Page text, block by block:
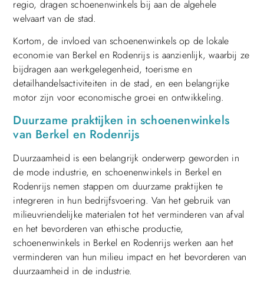
regio, dragen schoenenwinkels bij aan de algehele
welvaart van de stad.
Kortom, de invloed van schoenenwinkels op de lokale
economie van Berkel en Rodenrijs is aanzienlijk, waarbij ze
bijdragen aan werkgelegenheid, toerisme en
detailhandelsactiviteiten in de stad, en een belangrijke
motor zijn voor economische groei en ontwikkeling.
Duurzame praktijken in schoenenwinkels
van Berkel en Rodenrijs
Duurzaamheid is een belangrijk onderwerp geworden in
de mode industrie, en schoenenwinkels in Berkel en
Rodenrijs nemen stappen om duurzame praktijken te
integreren in hun bedrijfsvoering. Van het gebruik van
milieuvriendelijke materialen tot het verminderen van afval
en het bevorderen van ethische productie,
schoenenwinkels in Berkel en Rodenrijs werken aan het
verminderen van hun milieu impact en het bevorderen van
duurzaamheid in de industrie.